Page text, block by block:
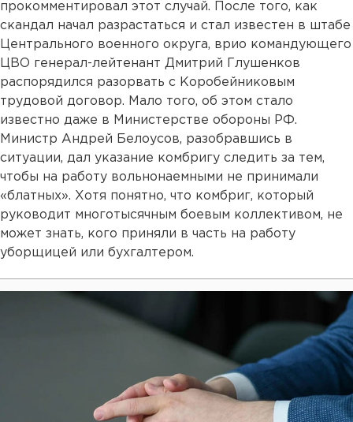
прокомментировал этот случай. После того, как
скандал начал разрастаться и стал известен в штабе
Центрального военного округа, врио командующего
ЦВО генерал-лейтенант Дмитрий Глушенков
распорядился разорвать с Коробейниковым
трудовой договор. Мало того, об этом стало
известно даже в Министерстве обороны РФ.
Министр Андрей Белоусов, разобравшись в
ситуации, дал указание комбригу следить за тем,
чтобы на работу вольнонаемными не принимали
«блатных». Хотя понятно, что комбриг, который
руководит многотысячным боевым коллективом, не
может знать, кого приняли в часть на работу
уборщицей или бухгалтером.